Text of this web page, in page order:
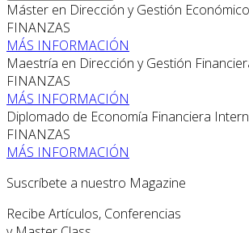
Máster en Dirección y Gestión
FINANZAS
MÁS INFORMACIÓN
Maestría en Dirección y Gestión
FINANZAS
MÁS INFORMACIÓN
Diplomado de Economía Financiera
FINANZAS
MÁS INFORMACIÓN
Suscríbete a nuestro Magazine
Recibe Artículos, Conferencias